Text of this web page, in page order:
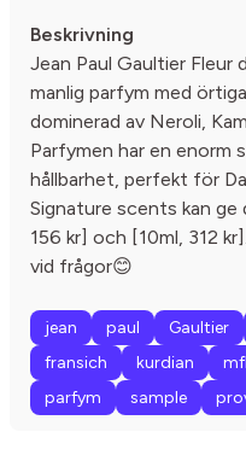
Beskrivning
Jean Paul Gaultier Fleur
manlig parfym med
dominerad av Neroli,
Parfymen har en enorm
hållbarhet, perfekt för
Signature scents kan ge
156 kr] och [10ml, 312
vid frågor😊
jean paul Gaultier
fransich
kurdian
parfym
sample